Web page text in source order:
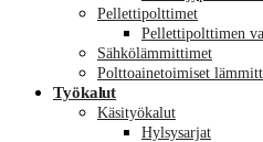
Pellettipolttimet
Pellettipolttimen
Sähkölämmittimet
Polttoainetoimiset
Työkalut
Käsityökalut
Hylsysarjat